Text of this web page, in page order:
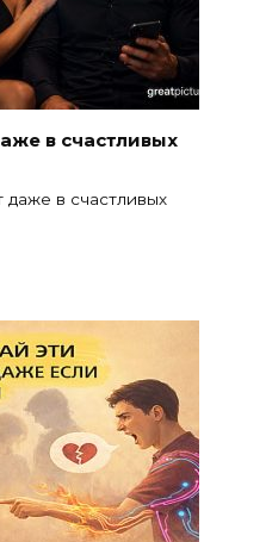
в счастливых
в счастливых